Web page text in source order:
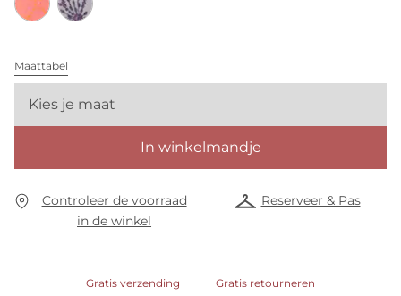
Maattabel
Kies je maat
In winkelmandje
Controleer de voorraad
in de winkel
Reserveer & Pas
Gratis verzending Gratis retourneren